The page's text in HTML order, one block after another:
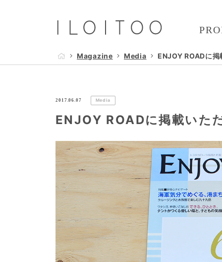
Magazine Media ENJOY ROADに
2017.06.07 Media
ENJOY ROADに掲載いた